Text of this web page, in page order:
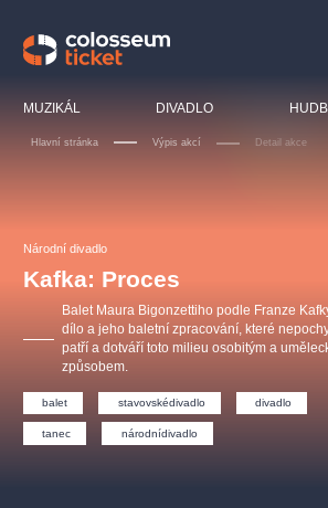
MUZIKÁL DIVADLO
Hlavní stránka Výpis akcí Detail akce
Národní divadlo
Kafka: Proces
Balet Maura Bigonzettiho podle Franze
dílo a jeho baletní zpracování, které
patří a dotváří toto milieu osobitým a
způsobem.
balet stavovskédivadlo divadlo
tanec národnídivadlo
OBYČEJNÁ HOLKA
Agentura 44, s.r.o.
Ostatní hledají
muzikálypraha